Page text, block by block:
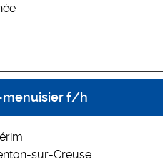
menuisier f/h
sur-Creuse